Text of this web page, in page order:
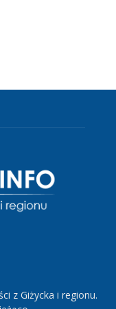
z Giżycka i regionu.